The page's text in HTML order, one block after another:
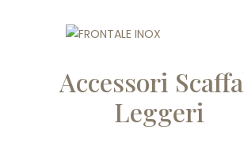
Accessori
Leggeri